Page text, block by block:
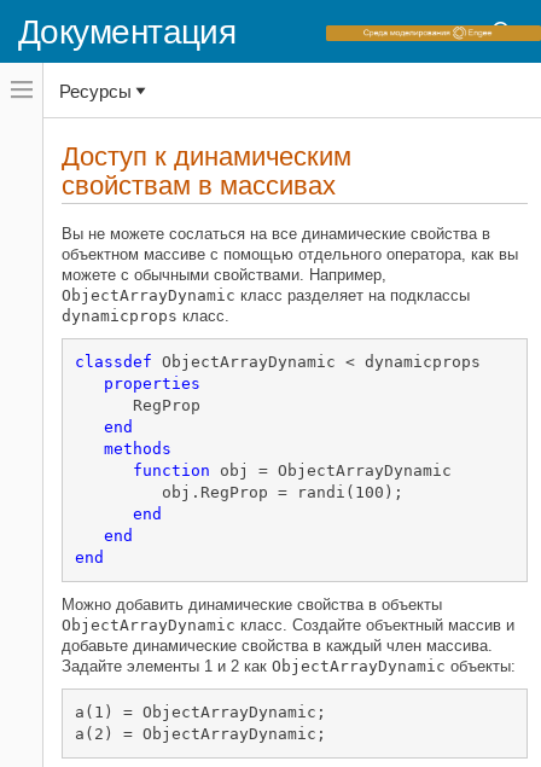
Документация
Переключатель
навигационного
меню
переключатель
навигационного
MATLAB
Программирование
Классы
Построение и работа с Массивами
объектов
Доступ к динамическим свойствам
Ресурсы
Доступ к динамическим
свойствам в массивах
Вы не можете сослаться на все динамические свойства в
объектном массиве с помощью отдельного оператора, как вы
можете с обычными свойствами. Например,
ObjectArrayDynamic класс разделяет на подклассы
dynamicprops класс.
classdef ObjectArrayDynamic < dynamicprops
properties
      RegProp
end
methods
function obj = ObjectArrayDynamic
         obj.RegProp = randi(100);
end
end
end
Можно добавить динамические свойства в объекты
ObjectArrayDynamic класс. Создайте объектный массив и
добавьте динамические свойства в каждый член массива.
Задайте элементы 1 и 2 как ObjectArrayDynamic объекты:
a(1) = ObjectArrayDynamic;
a(2) = ObjectArrayDynamic;